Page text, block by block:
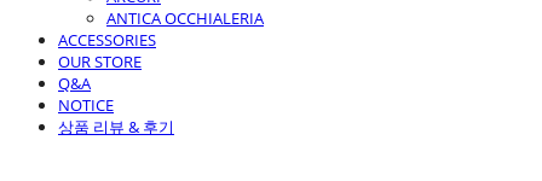
ANTICA OCCHIALERIA
ACCESSORIES
OUR STORE
Q&A
NOTICE
상품 리뷰 & 후기